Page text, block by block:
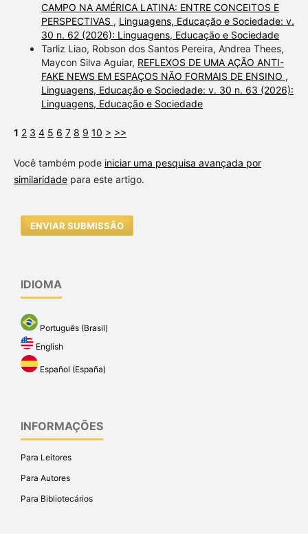
CAMPO NA AMÉRICA LATINA: ENTRE CONCEITOS E
PERSPECTIVAS , Linguagens, Educação e Sociedade: v.
30 n. 62 (2026): Linguagens, Educação e Sociedade
Tarliz Liao, Robson dos Santos Pereira, Andrea Thees,
Maycon Silva Aguiar, REFLEXOS DE UMA AÇÃO ANTI-
FAKE NEWS EM ESPAÇOS NÃO FORMAIS DE ENSINO ,
Linguagens, Educação e Sociedade: v. 30 n. 63 (2026):
Linguagens, Educação e Sociedade
1 2 3 4 5 6 7 8 9 10 > >>
Você também pode iniciar uma pesquisa avançada por
similaridadepara este artigo.
ENVIAR SUBMISSÃO
IDIOMA
Português (Brasil)
English
Español (España)
INFORMAÇÕES
Para Leitores
Para Autores
Para Bibliotecários